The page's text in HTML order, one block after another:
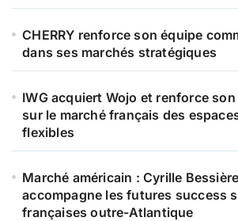
CHERRY renforce son équipe
dans ses marchés stratégiques
IWG acquiert Wojo et renforce
sur le marché français des
flexibles
Marché américain : Cyrille Bessière
accompagne les futures success
françaises outre-Atlantique